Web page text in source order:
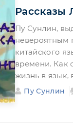
Рассказы
Пу Сунлин,
невероятным
китайского
времени. Как
жизнь в язык,
Пу Сунлин